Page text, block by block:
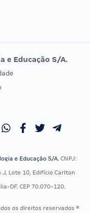
DE ORDEM
OAB
e Educação S/A.
e Educação S/A, CNPJ:
J, Lote 10, Edifício Carlton
DF, CEP 70.070-120.
os direitos reservados ®